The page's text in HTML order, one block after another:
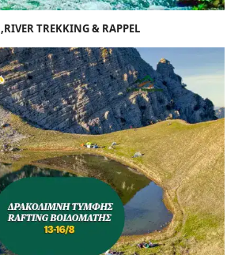
TREKKING & RAPPEL